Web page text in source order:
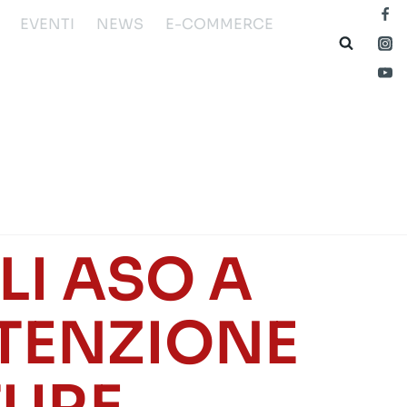
EVENTI NEWS E-COMMERCE
ASO A